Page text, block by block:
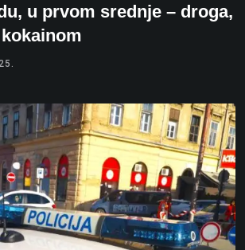
u prvom srednje – droga,